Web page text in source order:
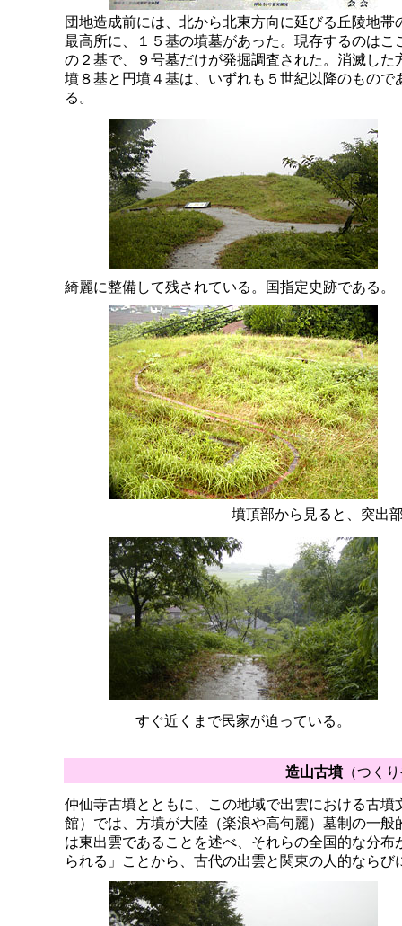
団地造成前には、北から北東方向に延びる丘陵地帯
最高所に、１５基の墳墓があった。現存するのはこ
の２基で、９号墓だけが発掘調査された。消滅した
墳８基と円墳４基は、いずれも５世紀以降のもので
る。
綺麗に整備して残されている。国指定史跡である。
墳頂部から見ると、突出
すぐ近くまで民家が迫っている。
造山古墳（つく
仲仙寺古墳とともに、この地域で出雲における古
館）では、方墳が大陸（楽浪や高句麗）墓制の一
は東出雲であることを述べ、それらの全国的な分
られる」ことから、古代の出雲と関東の人的なら